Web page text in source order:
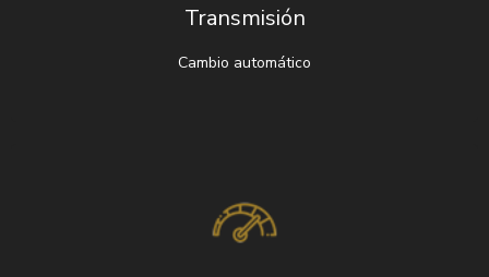
Transmisión
Cambio automático